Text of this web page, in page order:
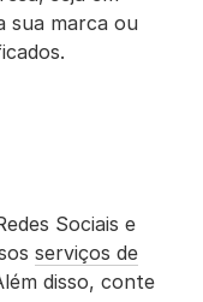
sua marca ou
Sociais e
serviços de
disso, conte